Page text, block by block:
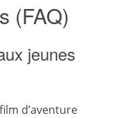
(FAQ)
jeunes
d’aventure